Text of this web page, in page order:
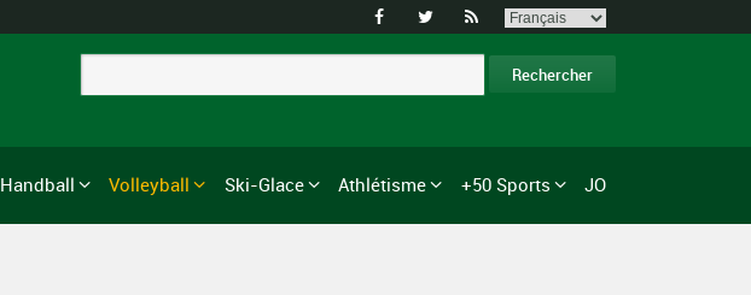
  
Handball Volleyball Ski-Glace Athlétisme +50 Sports JO